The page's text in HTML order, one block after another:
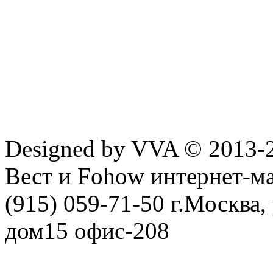
Designed by VVA ©
Вест и Fohow интернет-
(915) 059-71-50
дом15 офис-208